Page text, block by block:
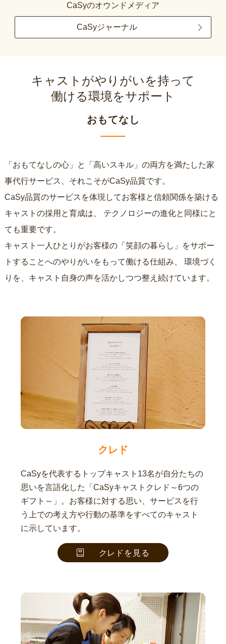
CaSyのオウンドメディア
CaSyジャーナル
キャストがやりがいを持って
働ける環境をサポート
おもてなし
「おもてなしの心」と「高いスキル」の両方を満たした家
事代行サービス、それこそがCaSy品質です。
CaSy品質のサービスを体現してお客様と信頼関係を築ける
キャストの採用と育成は、
ても重要です。
キャスト一人ひとりがお客様の「笑顔の暮らし」をサポー
トすることへのやりがいをもって働ける仕組み、
りを、キャスト自身の声を活かしつつ整え続けています。
クレド
CaSyを代表するトップキャスト13名が自分たちの
思いを言語化した「CaSyキャストクレド～6つの
ギフト～」。お客様に対する思い、サービスを行
う上での考え方や行動の基準をすべてのキャスト
に示しています。
クレドを見る